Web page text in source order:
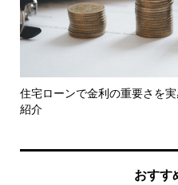
住宅ローンで金利の重要さを
紹介
おすす